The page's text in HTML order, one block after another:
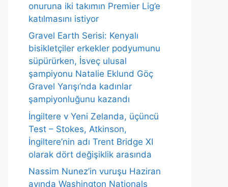
onuruna iki takımın Premier Lig’e
katılmasını istiyor
Gravel Earth Serisi: Kenyalı
bisikletçiler erkekler podyumunu
süpürürken, İsveç ulusal
şampiyonu Natalie Eklund Göç
Gravel Yarışı’nda kadınlar
şampiyonluğunu kazandı
İngiltere v Yeni Zelanda, üçüncü
Test – Stokes, Atkinson,
İngiltere’nin adı Trent Bridge XI
olarak dört değişiklik arasında
Nassim Nunez’in vuruşu Haziran
ayında Washington Nationals